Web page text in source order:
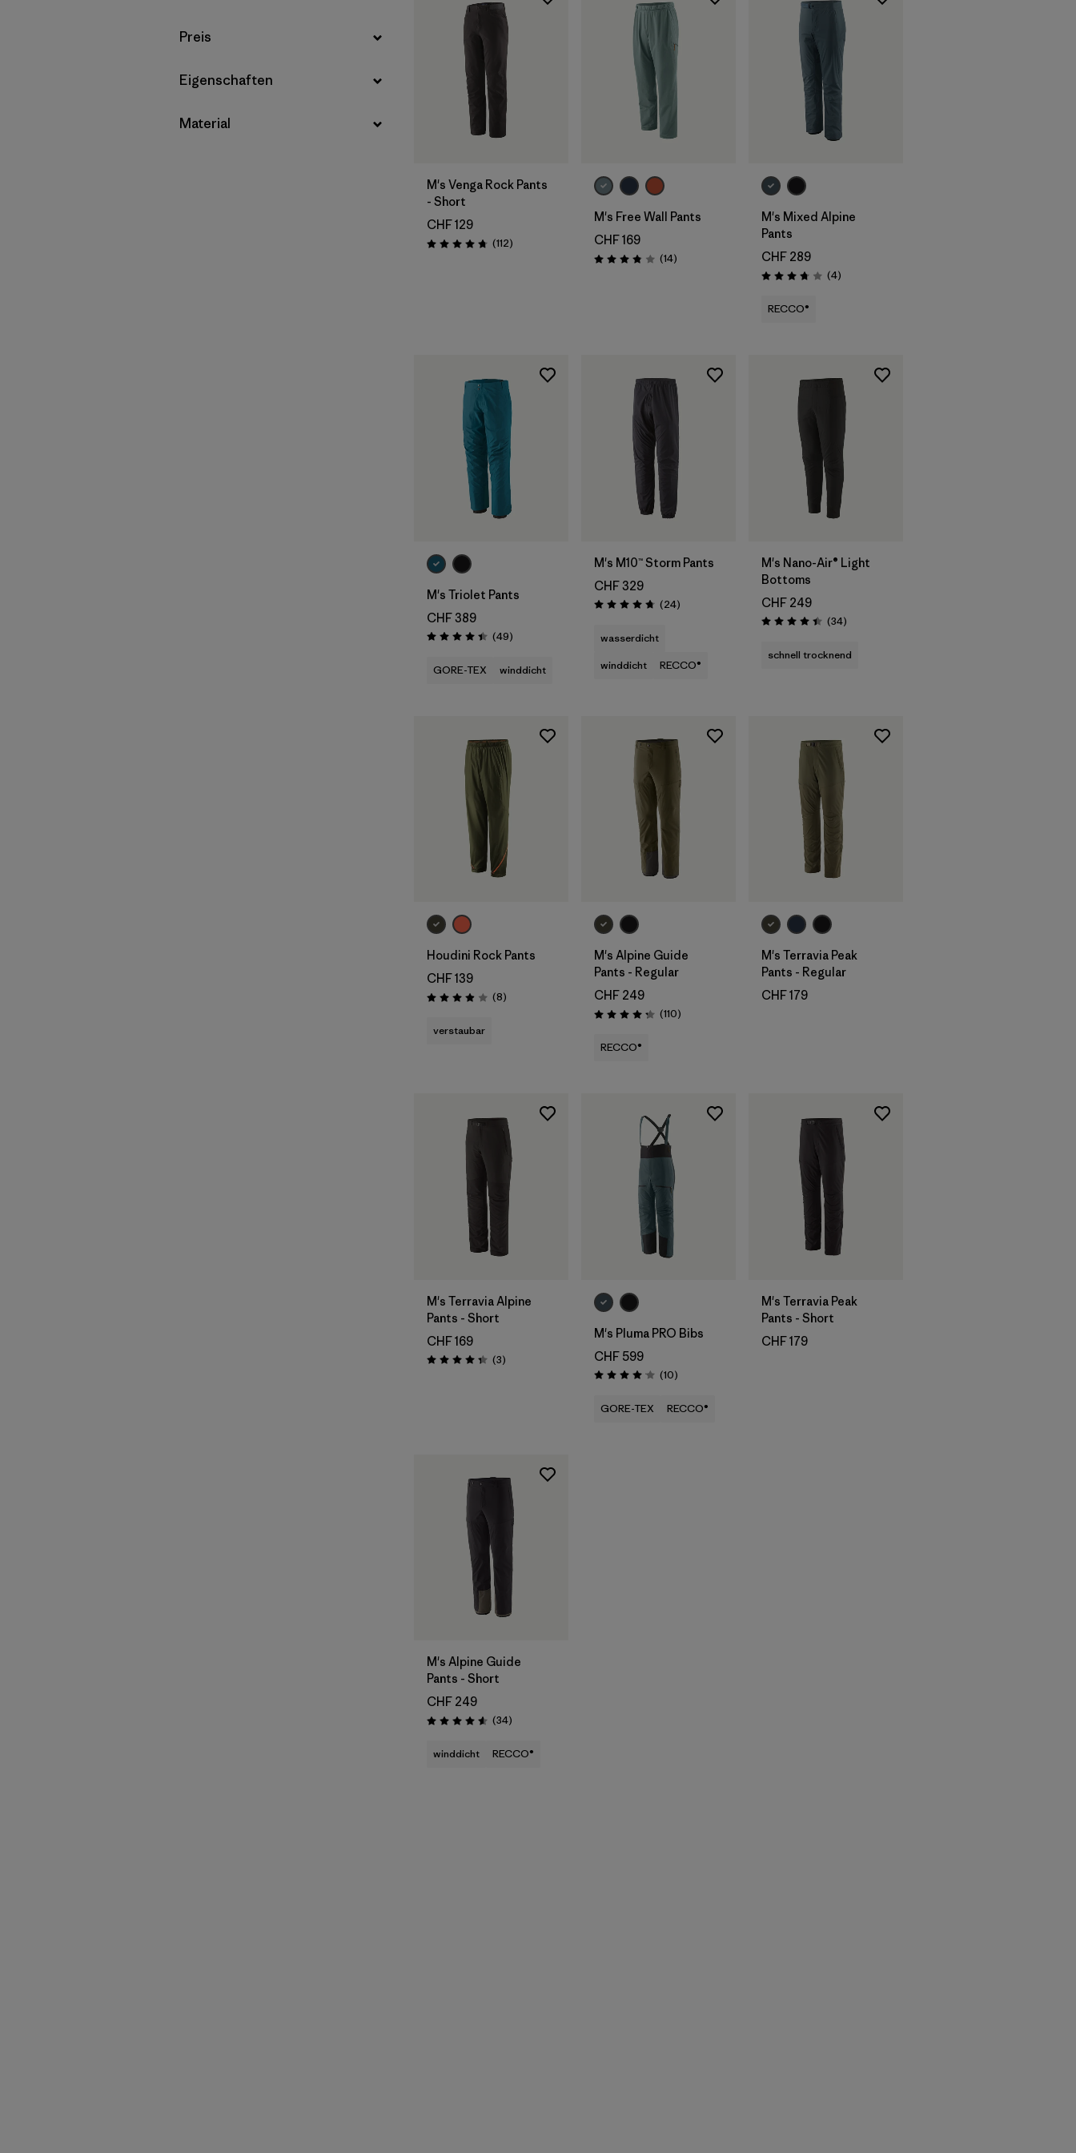
Filter by
Preis
Filter by
Eigenschaften
Filter by
Material
M's Venga Rock Pants
- Short
CHF 129
Bewertung: 4.7 / 5
(112Rezensionen
)
M's Free Wall Pants
CHF 169
Bewertung: 3.9 / 5
(14Rezensionen
)
M's Mixed Alpine
Pants
CHF 289
Bewertung: 3.8 / 5
(4Rezensionen
)
RECCO®
M's Triolet Pants
CHF 389
Bewertung: 4.4 / 5
(49Rezensionen
)
GORE-TEX winddicht
M's M10™ Storm Pants
CHF 329
Bewertung: 4.7 / 5
(24Rezensionen
)
wasserdicht
winddicht
RECCO®
M's Nano-Air® Light
Bottoms
CHF 249
Bewertung: 4.4 / 5
(34Rezensionen
)
schnell trocknend
Houdini Rock Pants
CHF 139
Bewertung: 3.9 / 5
(8Rezensionen
)
verstaubar
M's Alpine Guide
Pants - Regular
CHF 249
Bewertung: 4.3 / 5
(110Rezensionen
)
RECCO®
M's Terravia Peak
Pants - Regular
CHF 179
M's Terravia Alpine
Pants - Short
CHF 169
Bewertung: 4.3 / 5
(3Rezensionen
)
M's Pluma PRO Bibs
CHF 599
Bewertung: 4.1 / 5
(10Rezensionen
)
GORE-TEX RECCO®
M's Terravia Peak
Pants - Short
CHF 179
M's Alpine Guide
Pants - Short
CHF 249
Bewertung: 4.6 / 5
(34Rezensionen
)
winddicht RECCO®